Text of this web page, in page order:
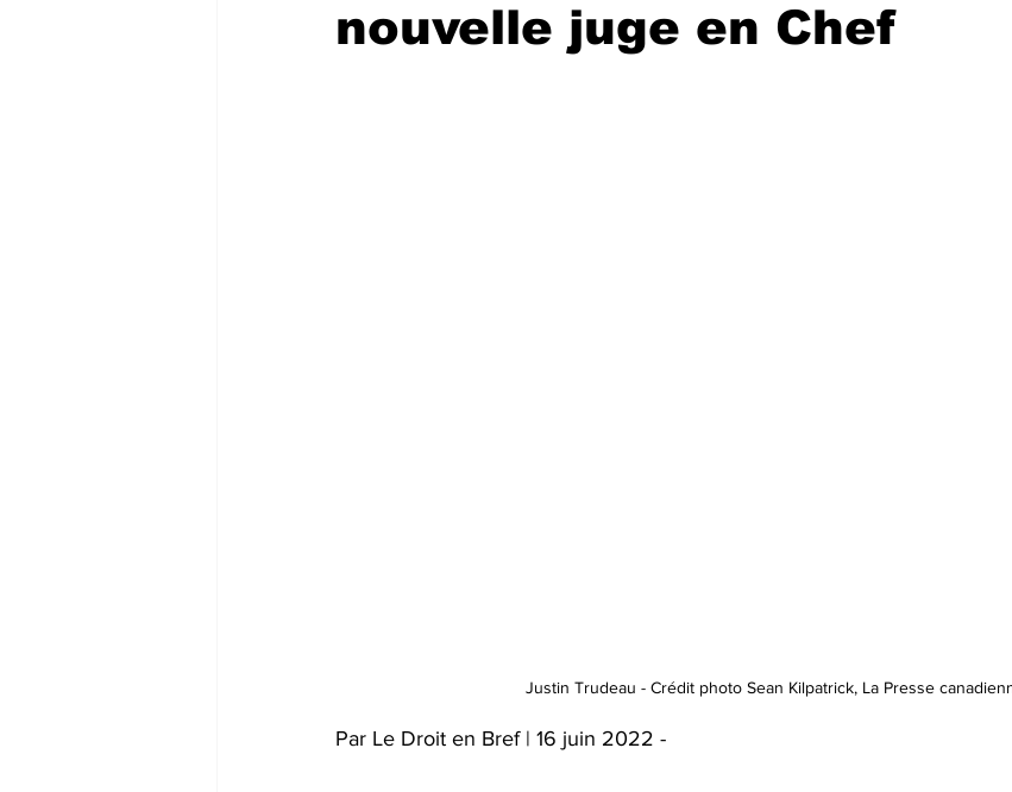
nouvelle juge en Chef
Justin Trudeau - Crédit photo Sean Kilpatrick, La Presse
Par Le Droit en Bref | 16 juin 2022 -